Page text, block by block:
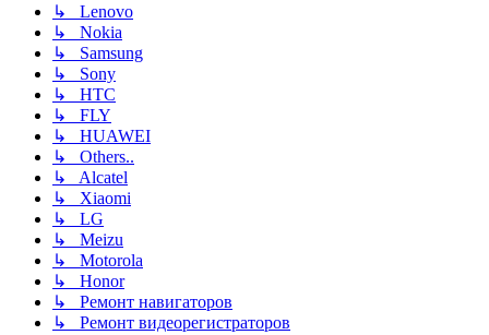
↳ Lenovo
↳ Nokia
↳ Samsung
↳ Sony
↳ HTC
↳ FLY
↳ HUAWEI
↳ Others..
↳ Alcatel
↳ Xiaomi
↳ LG
↳ Meizu
↳ Motorola
↳ Honor
↳ Ремонт навигаторов
↳ Ремонт видеорегистраторов